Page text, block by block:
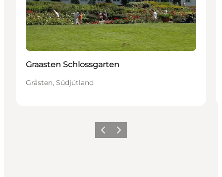
Graasten Schlossgarten
Gråsten, Südjütland
ZurückWeiter